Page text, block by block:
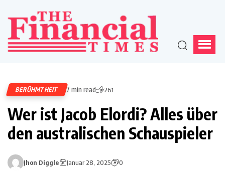
BERÜHMTHEIT 7 min read 261
Wer ist Jacob Elordi? Alles über
den australischen Schauspieler
Jhon Diggle Januar 28, 2025 0